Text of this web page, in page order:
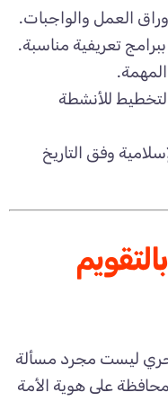
العمل والواجبات.
تعريفية مناسبة.
للأنشطة
وفق التاريخ
ليست مجرد مسألة
على هوية الأمة